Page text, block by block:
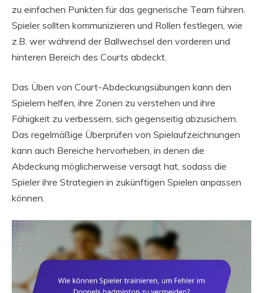
zu einfachen Punkten für das gegnerische Team führen.
Spieler sollten kommunizieren und Rollen festlegen, wie
z.B. wer während der Ballwechsel den vorderen und
hinteren Bereich des Courts abdeckt.
Das Üben von Court-Abdeckungsübungen kann den
Spielern helfen, ihre Zonen zu verstehen und ihre
Fähigkeit zu verbessern, sich gegenseitig abzusichern.
Das regelmäßige Überprüfen von Spielaufzeichnungen
kann auch Bereiche hervorheben, in denen die
Abdeckung möglicherweise versagt hat, sodass die
Spieler ihre Strategien in zukünftigen Spielen anpassen
können.